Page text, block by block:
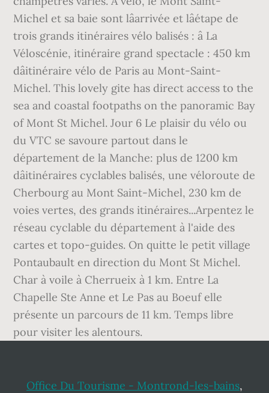
Office Du Tourisme - Montrond-les-bains,